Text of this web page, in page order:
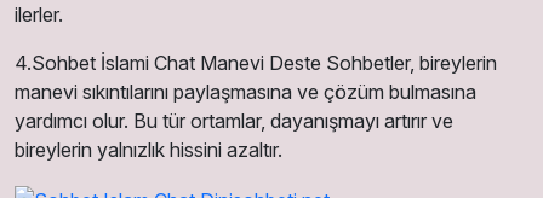
ilerler.
4.Sohbet İslami Chat Manevi Deste Sohbetler, bireylerin
manevi sıkıntılarını paylaşmasına ve çözüm bulmasına
yardımcı olur. Bu tür ortamlar, dayanışmayı artırır ve
bireylerin yalnızlık hissini azaltır.